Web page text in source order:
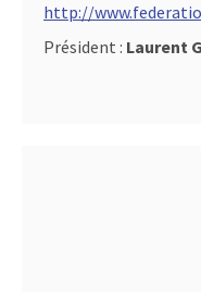
http://
Président : Laurent